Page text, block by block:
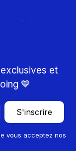
et
💙
S'inscrire
vous acceptez nos